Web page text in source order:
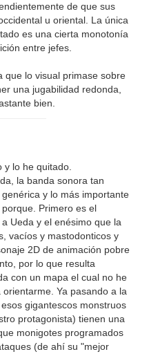
de que sus
u oriental. La única
es una cierta monotonía
entre jefes.
que lo visual primase sobre
una jugabilidad redonda,
bien.
lo he quitado.
la banda sonora tan
y lo más importante
Primero es el
Ueda y el enésimo que la
vacíos y mastodonticos y
2D de animación pobre
por lo que resulta
con un mapa el cual no he
Ya pasando a la
gigantescos monstruos
protagonista) tienen una
monigotes programados
(de ahí su "mejor